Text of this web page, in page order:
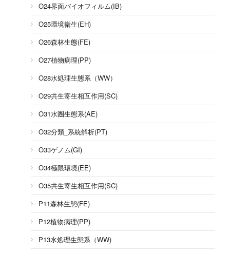
O24界面バイオフィルム(IB)
O25環境衛生(EH)
O26森林生態(FE)
O27植物病理(PP)
O28水処理生態系（WW）
O29共生寄生相互作用(SC)
O31水圏生態系(AE)
O32分類_系統解析(PT)
O33ゲノム(GI)
O34極限環境(EE)
O35共生寄生相互作用(SC)
P11森林生態(FE)
P12植物病理(PP)
P13水処理生態系（WW)